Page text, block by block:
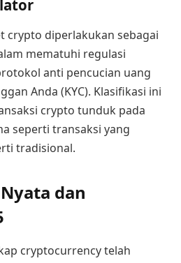
crypto diperlakukan sebagai
mematuhi regulasi
anti pencucian uang
Anda (KYC). Klasifikasi ini
crypto tunduk pada
seperti transaksi yang
tradisional.
dan
cryptocurrency telah